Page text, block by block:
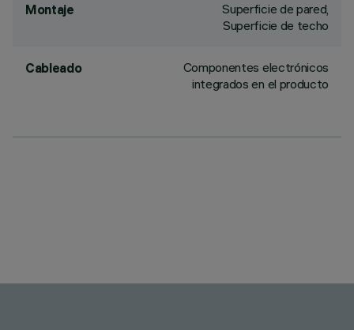
Montaje
Superficie de pared,
Superficie de techo
Cableado
Componentes electrónicos
integrados en el producto